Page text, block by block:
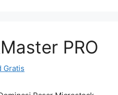
PRO
Gratis